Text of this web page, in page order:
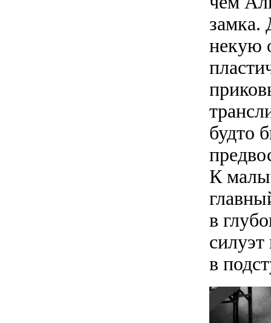
замка.
некую
будто
К
в
в